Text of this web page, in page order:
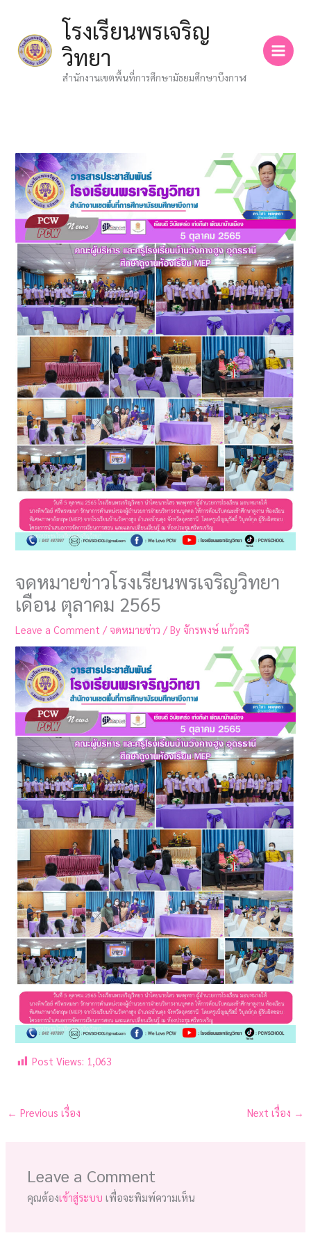
content
โรงเรียนพรเจริญ
วิทยา
สำนักงานเขตพื้นที่การศึกษามัธยมศึกษาบึงกาฬ
จดหมายข่าวโรงเรียนพรเจริญวิทยา
เดือน ตุลาคม 2565
Leave a Comment / จดหมายข่าว / By จักรพงษ์ แก้วตรี
Post Views: 1,063
← Previous เรื่อง Next เรื่อง →
Leave a Comment
คุณต้องเข้าสู่ระบบ เพื่อจะพิมพ์ความเห็น